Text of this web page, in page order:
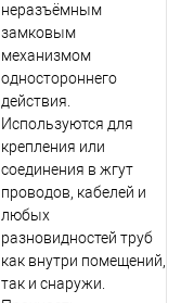
неразъёмным
замковым
механизмом
одностороннего
действия.
Используются для
крепления или
соединения в жгут
проводов, кабелей и
любых
разновидностей труб
как внутри помещений,
так и снаружи.